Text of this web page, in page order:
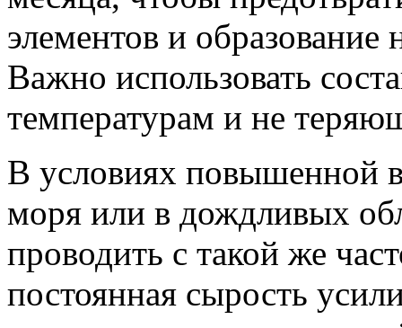
элементов и
Важно использовать
температурам и не
В условиях повышенной
моря или в дождливых
проводить с такой же
постоянная сырость